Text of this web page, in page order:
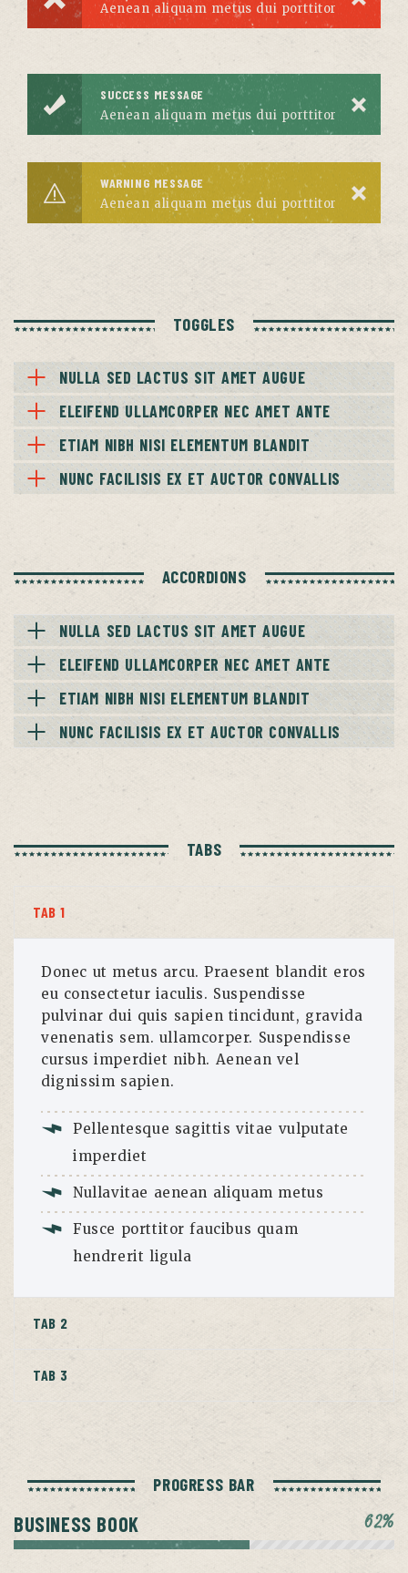
Aenean aliquam metus dui porttitor
SUCCESS MESSAGE
Aenean aliquam metus dui porttitor
WARNING MESSAGE
Aenean aliquam metus dui porttitor
TOGGLES
NULLA SED LACTUS SIT AMET AUGUE
ELEIFEND ULLAMCORPER NEC AMET ANTE
ETIAM NIBH NISI ELEMENTUM BLANDIT
NUNC FACILISIS EX ET AUCTOR CONVALLIS
ACCORDIONS
NULLA SED LACTUS SIT AMET AUGUE
ELEIFEND ULLAMCORPER NEC AMET ANTE
ETIAM NIBH NISI ELEMENTUM BLANDIT
NUNC FACILISIS EX ET AUCTOR CONVALLIS
TABS
TAB 1
Donec ut metus arcu. Praesent blandit eros
eu consectetur iaculis. Suspendisse
pulvinar dui quis sapien tincidunt, gravida
venenatis sem. ullamcorper. Suspendisse
cursus imperdiet nibh. Aenean vel
dignissim sapien.
Pellentesque sagittis vitae vulputate
imperdiet
Nullavitae aenean aliquam metus
Fusce porttitor faucibus quam
hendrerit ligula
TAB 2
TAB 3
PROGRESS BAR
BUSINESS BOOK 62%